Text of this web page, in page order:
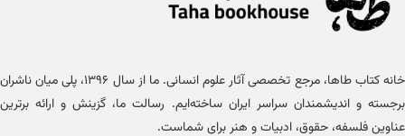
خانه کتاب طاها، مرجع تخصصی آثار علوم انسانی. ما از سال ۱۳۹۶، پلی میان ناشران
برجسته و اندیشمندان سراسر ایران ساخته‌ایم. رسالت ما، گزینش و ارائه برترین
عناوین فلسفه، حقوق، ادبیات و هنر برای شماست.